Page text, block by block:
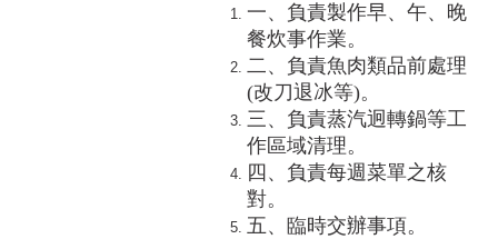
一、負責製作早、午、晚
餐炊事作業。
二、負責魚肉類品前處理
(改刀退冰等)。
三、負責蒸汽迥轉鍋等工
作區域清理。
四、負責每週菜單之核
對。
五、臨時交辦事項。